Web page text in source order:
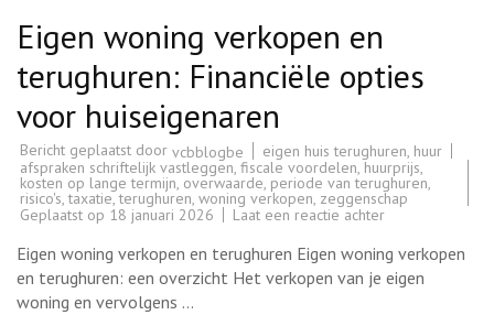
Eigen woning verkopen en
terughuren: Financiële opties
voor huiseigenaren
Bericht geplaatst door vcbblogbe eigen huis terughuren, huur
afspraken schriftelijk vastleggen, fiscale voordelen, huurprijs,
kosten op lange termijn, overwaarde, periode van terughuren,
risico's,taxatie,terughuren, woning verkopen, zeggenschap
Geplaatst op 18 januari 2026 Laat een reactie achterop
woning
verkopen
en
terughuren:
Eigen woning verkopen en terughuren Eigen woning verkopen
en terughuren: een overzicht Het verkopen van je eigen
woning en vervolgens …